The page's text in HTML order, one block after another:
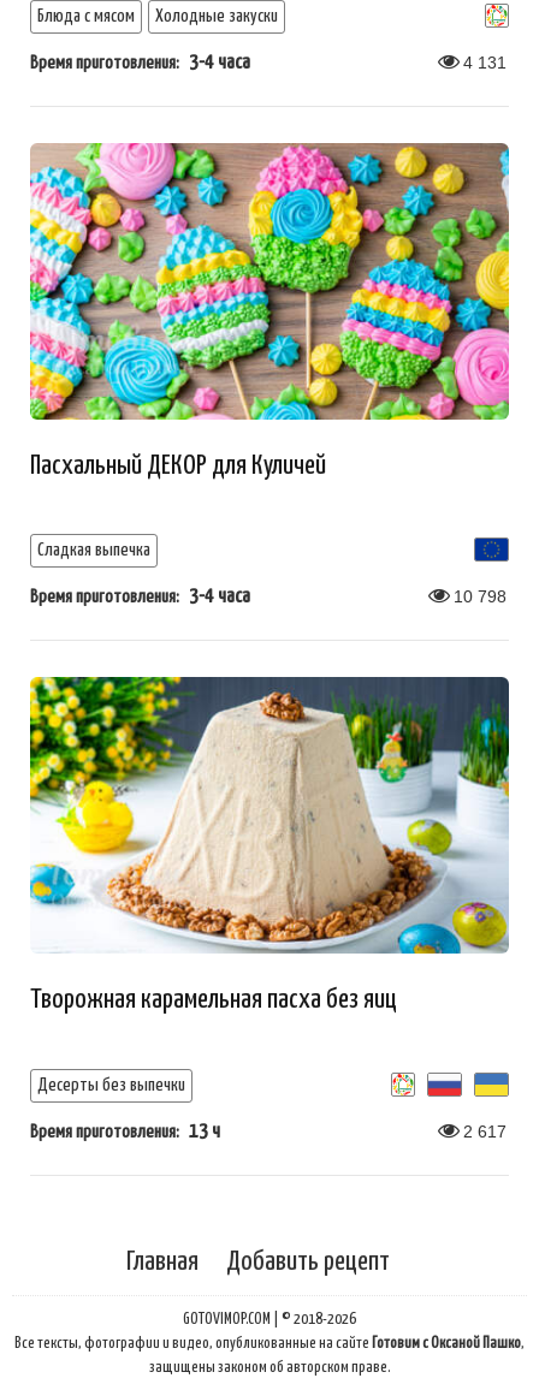
Блюда с мясом Холодные закуски
Время приготовления: 3-4 часа 4 131
Пасхальный ДЕКОР для Куличей
Сладкая выпечка
Время приготовления: 3-4 часа 10 798
Творожная карамельная пасха без яиц
Десерты без выпечки
Время приготовления: 13 ч 2 617
Главная Добавить рецепт
GOTOVIMOP.COM | © 2018-2026
Все тексты, фотографии и видео, опубликованные на сайте Готовим с Оксаной Пашко,
защищены законом об авторском праве.